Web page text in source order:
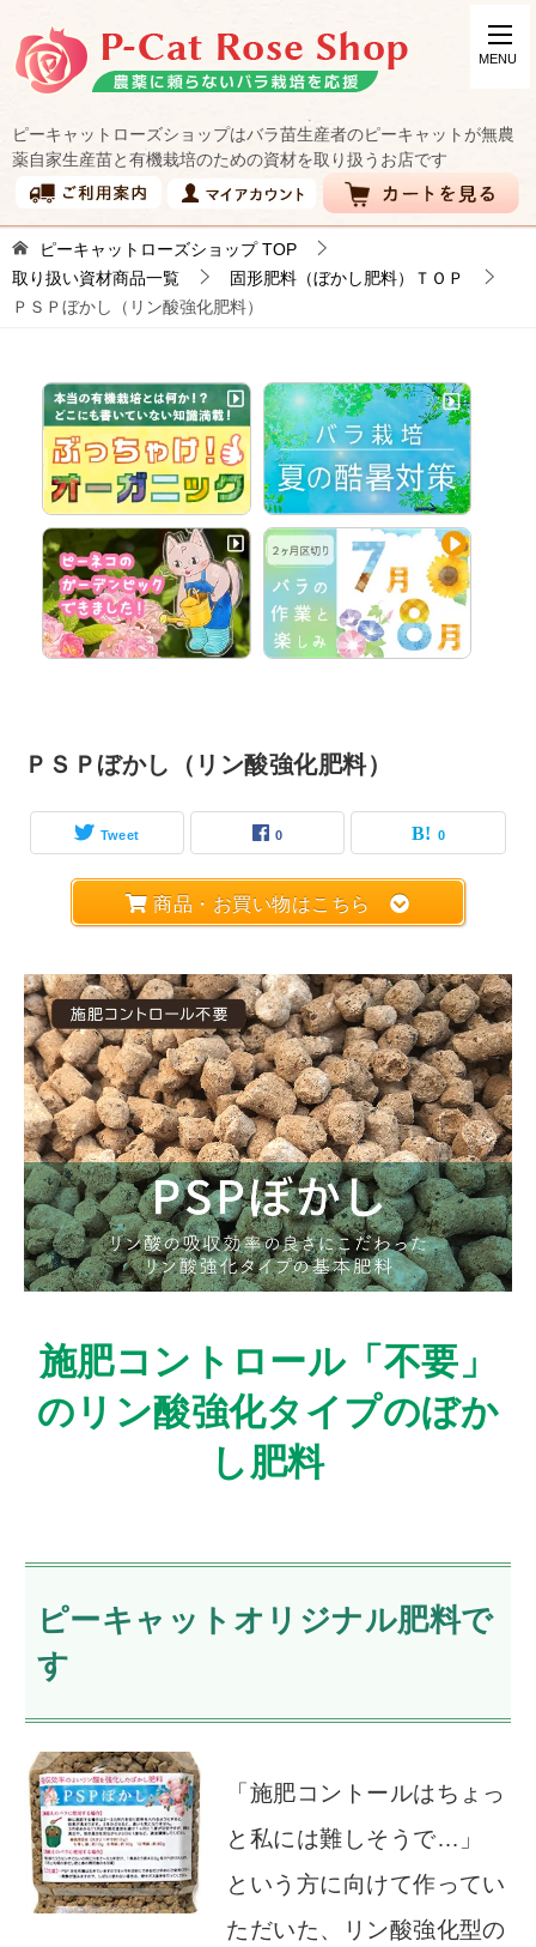
ピーキャットローズショップはバラ苗生産者のピーキャットが無農
薬自家生産苗と有機栽培のための資材を取り扱うお店です
ピーキャットローズショップTOP
取り扱い資材商品一覧
固形肥料（ぼかし肥料）ＴＯＰ
ＰＳＰぼかし（リン酸強化肥料）
ＰＳＰぼかし（リン酸強化肥料）
Tweet 0 0
商品・お買い物はこちら
施肥コントロール「不要」
のリン酸強化タイプのぼか
し肥料
ピーキャットオリジナル肥料で
す
「施肥コントールはちょっ
と私には難しそうで…」
という方に向けて作ってい
ただいた、リン酸強化型の